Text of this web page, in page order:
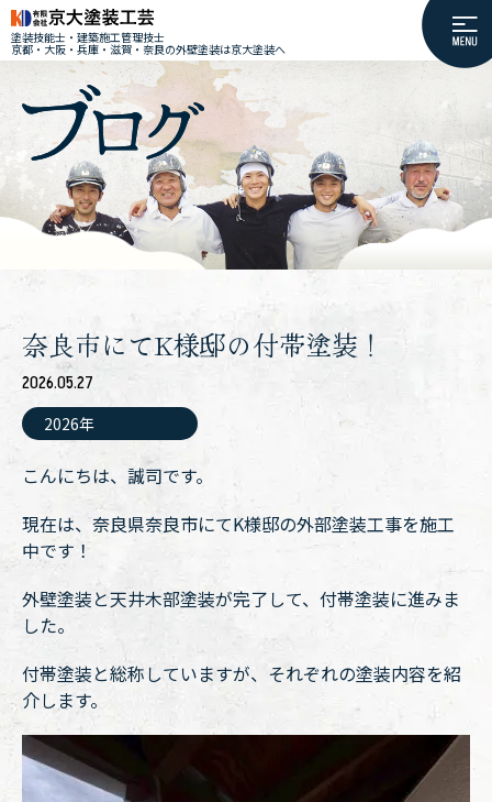
塗装技能士・建築施工管理技士
京都・大阪・兵庫・滋賀・奈良の外壁塗装は京大塗装へ
奈良市にてK様邸の付帯塗装！
2026.05.27
2026年
こんにちは、誠司です。
現在は、奈良県奈良市にてK様邸の外部塗装工事を施工
中です！
外壁塗装と天井木部塗装が完了して、付帯塗装に進みま
した。
付帯塗装と総称していますが、それぞれの塗装内容を紹
介します。